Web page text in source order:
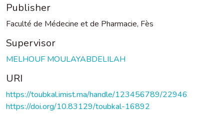
Publisher
Faculté de Médecine et de Pharmacie, Fès
Supervisor
MELHOUF MOULAYABDELILAH
URI
https://toubkal.imist.ma/handle/123456789/22946
https://doi.org/10.83129/toubkal-16892